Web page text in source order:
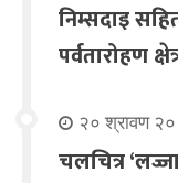
निम्सदाइ
पर्वतारोहण
२० श्रावण
चलचित्र